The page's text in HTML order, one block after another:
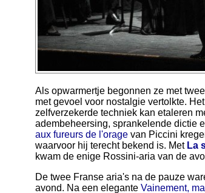
Als opwarmertje begonnen ze met
met gevoel voor nostalgie vertolkte.
zelfverzekerde techniek kan etaleren
adembeheersing, sprankelende dictie
aux fureurs de l'orage van Piccini
waarvoor hij terecht bekend is. Met La
kwam de enige Rossini-aria van de
De twee Franse aria's na de pauze
avond. Na een elegante Vainement,